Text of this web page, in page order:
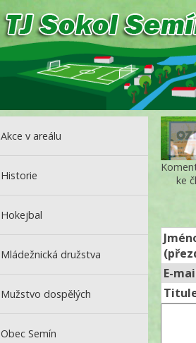
Akce v areálu
Historie
Hokejbal
Mládežnická družstva
Mužstvo dospělých
Obec Semín
ke
E-